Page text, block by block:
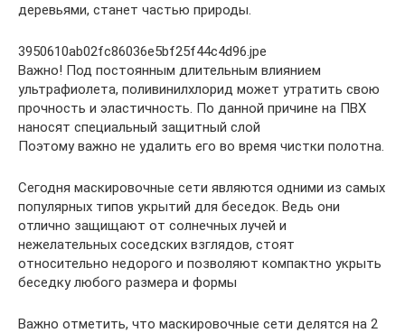
деревьями, станет частью природы.
3950610ab02fc86036e5bf25f44c4d96.jpe
Важно! Под постоянным длительным влиянием
ультрафиолета, поливинилхлорид может утратить свою
прочность и эластичность. По данной причине на ПВХ
наносят специальный защитный слой
Поэтому важно не удалить его во время чистки полотна.
Сегодня маскировочные сети являются одними из самых
популярных типов укрытий для беседок. Ведь они
отлично защищают от солнечных лучей и
нежелательных соседских взглядов, стоят
относительно недорого и позволяют компактно укрыть
беседку любого размера и формы
Важно отметить, что маскировочные сети делятся на 2